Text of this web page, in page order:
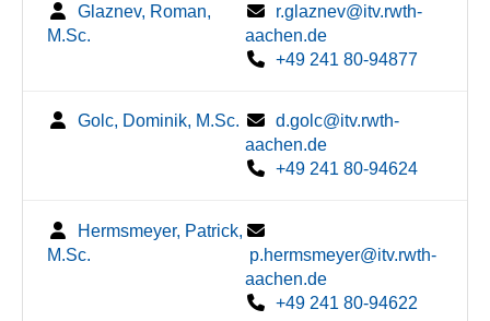
Glaznev, Roman,
M.Sc.
r.glaznev@itv.rwth-
aachen.de
+49 241 80-94877
Golc, Dominik, M.Sc.
d.golc@itv.rwth-
aachen.de
+49 241 80-94624
Hermsmeyer, Patrick,
M.Sc.
p.hermsmeyer@itv.rwth-
aachen.de
+49 241 80-94622